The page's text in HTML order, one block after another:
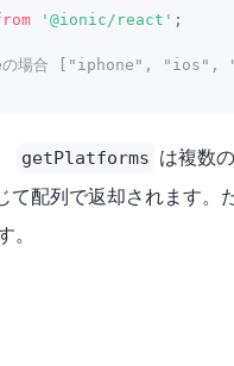
'@ionic/react' ;
場合 ["iphone", "ios",
getPlatforms は複数
配列で返却されます。